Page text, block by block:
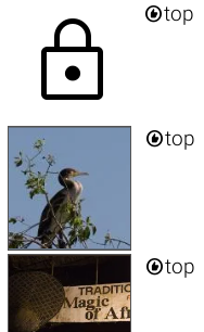
lock top
top
top